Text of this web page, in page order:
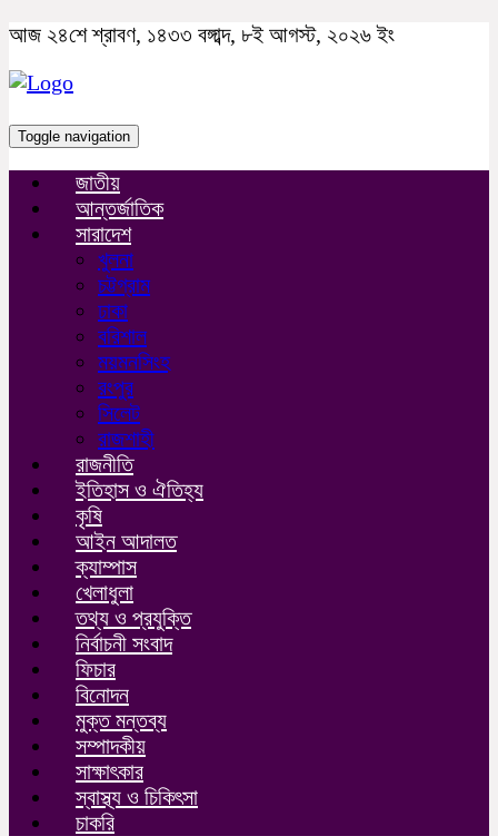
আজ ২৪শে শ্রাবণ, ১৪৩৩ বঙ্গাব্দ, ৮ই আগস্ট, ২০২৬ ইং
Toggle navigation
জাতীয়
আন্তর্জাতিক
সারাদেশ
খুলনা
চট্টগ্রাম
ঢাকা
বরিশাল
ময়মনসিংহ
রংপুর
সিলেট
রাজশাহী
রাজনীতি
ইতিহাস ও ঐতিহ্য
কৃষি
আইন আদালত
ক্যাম্পাস
খেলাধুলা
তথ্য ও প্রযুক্তি
নির্বাচনী সংবাদ
ফিচার
বিনোদন
মুক্ত মন্তব্য
সম্পাদকীয়
সাক্ষাৎকার
স্বাস্থ্য ও চিকিৎসা
চাকরি